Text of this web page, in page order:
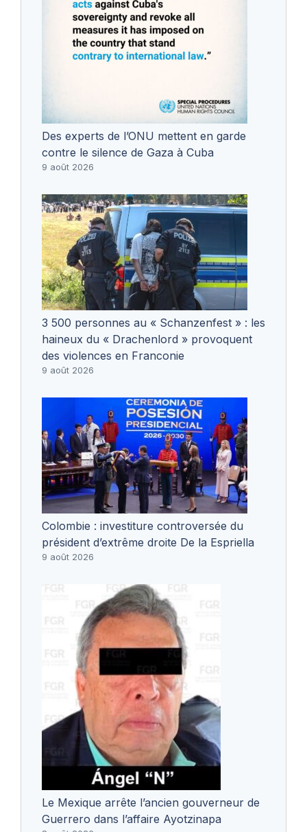
Des experts de l’ONU mettent en garde
contre le silence de Gaza à Cuba
9 août 2026
3 500 personnes au « Schanzenfest » : les
haineux du « Drachenlord » provoquent
des violences en Franconie
9 août 2026
Colombie : investiture controversée du
président d’extrême droite De la Espriella
9 août 2026
Le Mexique arrête l’ancien gouverneur de
Guerrero dans l’affaire Ayotzinapa